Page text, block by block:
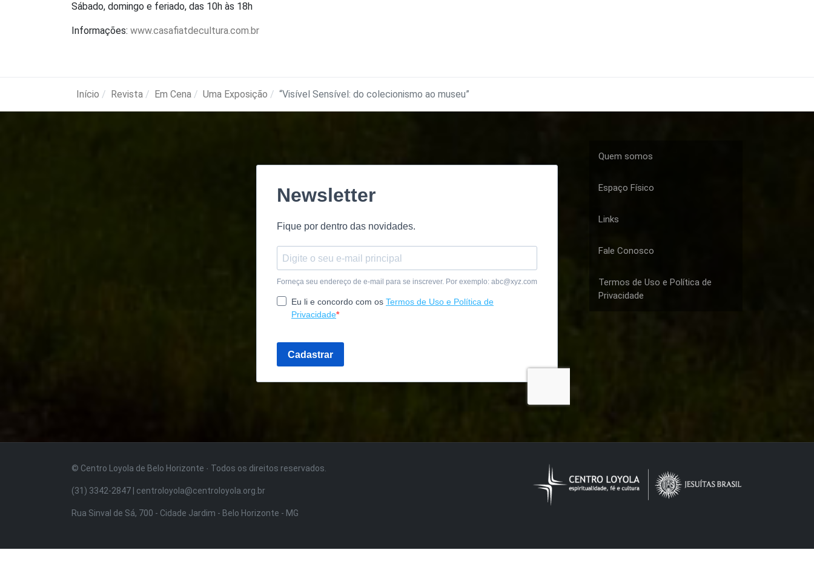
Sábado, domingo e feriado, das 10h às 18h
Informações: www.casafiatdecultura.com.br
Início Revista Em Cena Uma Exposição “Visível Sensível: do colecionismo ao museu”
Quem somos
Espaço Físico
Links
Fale Conosco
Termos de Uso e Política de
Privacidade
© Centro Loyola de Belo Horizonte · Todos os direitos reservados.
(31) 3342-2847 | centroloyola@centroloyola.org.br
Rua Sinval de Sá, 700 - Cidade Jardim - Belo Horizonte - MG